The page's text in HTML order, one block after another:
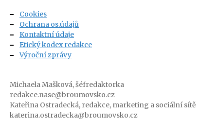
Cookies
Ochrana os.údajů
Kontaktní údaje
Etický kodex redakce
Výroční zprávy
Michaela Mašková, šéfredaktorka
redakce.nase@broumovsko.cz
Kateřina Ostradecká, redakce, marketing a sociální sítě
katerina.ostradecka@broumovsko.cz